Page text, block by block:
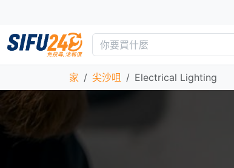
家 尖沙咀 Electrical Lighting